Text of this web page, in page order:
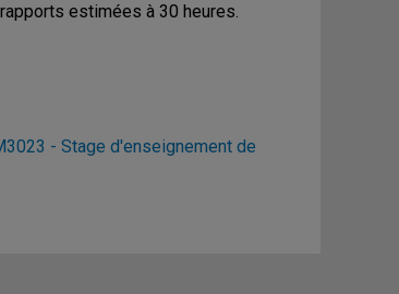
estimées à 30 heures.
- Stage d'enseignement de